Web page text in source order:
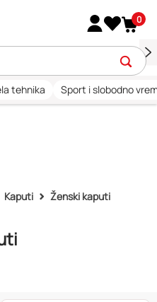
0
tehnika Sport i slobodno
Kaputi Ženski kaputi